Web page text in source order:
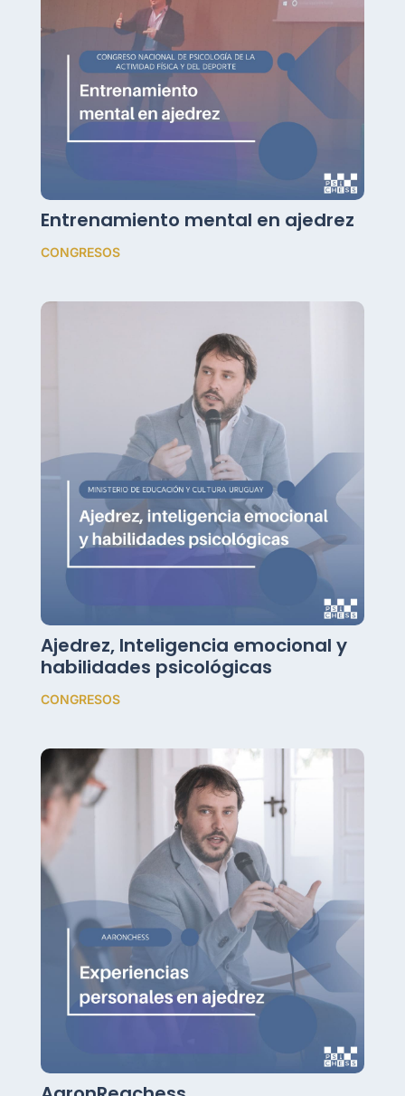
Entrenamiento mental en ajedrez
CONGRESOS
Ajedrez, Inteligencia emocional y
habilidades psicológicas
CONGRESOS